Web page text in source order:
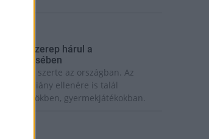
szerep hárul a
szerte az országban. Az
a vízhiány ellenére is talál
a vödrökben, gyermekjátékokban.